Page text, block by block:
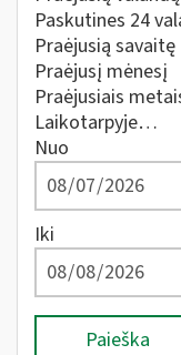
Paskutines 24
Praėjusią savaitę
Praėjusį mėnesį
Praėjusiais
Laikotarpyje…
Nuo
Iki
Paieška